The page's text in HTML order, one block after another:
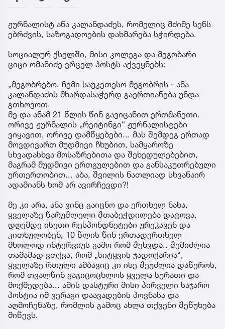
ჟურნალისტ ანა კალანდაძეს, რომელიც მძიმე სენს
ებრძვის, საზოგადოების დახმარება სჭირდება.
სოციალურ ქსელში, მისი კოლეგა და მეგობარი
ციცი ომანიძე ვრცელ პოსტს აქვეყნებს:
„მეგობრებო, ჩემი საუკეთესო მეგობრის - ანა
კალანდაძის მხარდასაჭერდ გაერთიანება უნდა
გთხოვოთ.
მე და ანამ 21 წლის წინ გავიცანით ერთმანეთი.
ორივე ჟურნალის „რეიტინგი“ ჟურნალისტები
ვიყავით, ორივე დამწყებები... მას შემდეგ ერთად
მოვდივართ მუდმივი ჩხუბით, სამყაროზე
სხვადასხვა მოსაზრებითა და შეხედულებებით,
მაგრამ მუდმივი ერთგულებით და განსაკუთრებული
ურთერთობით... აბა, შვილის ნათლიად სხვანაირ
ადამიანს ხომ არ ავირჩევდი?!
მე კი არა, ანა ვინც გაიცნო და ერთხელ ნახა,
ყველაზე წარუშლელი შთაბეჭდილება დატოვა,
დღემდე ისეთი რესპონდნეტები ურეკავენ და
კითხულობენ, 10 წლის წინ ერთადერთხელ
მხოლოდ ინტერვიუს გამო რომ შეხვდა.. შემიძლია
თამამად ვთქვა, რომ „სიტყვის ჯადოქარია“,
ყველაზე რთული ამბავიც კი ისე შეუძლია დაწეროს,
რომ თვალწინ გაგიცოცხლოს ყველა სურათი და
მოქმედება... ამის დასტური მისი პირველი საჯარო
პოსტია იმ ვერაგი დაავადების პოვნასა და
აღმოჩენაზე, რომლის გამოც ახლა თქვენი შეწუხება
მიწევს.